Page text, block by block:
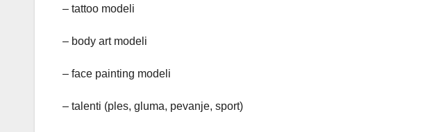
– tattoo modeli
– body art modeli
– face painting modeli
– talenti (ples, gluma, pevanje, sport)